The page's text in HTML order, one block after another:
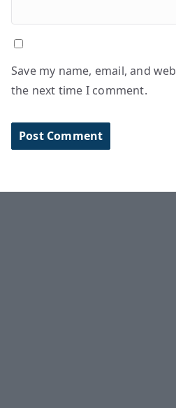
Save my name, email, and
the next time I comment.